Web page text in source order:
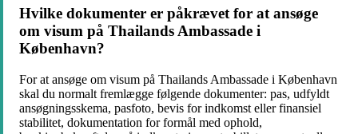
Hvilke dokumenter er påkrævet for at ansøge
om visum på Thailands Ambassade i
København?
For at ansøge om visum på Thailands Ambassade i København
skal du normalt fremlægge følgende dokumenter: pas, udfyldt
ansøgningsskema, pasfoto, bevis for indkomst eller finansiel
stabilitet, dokumentation for formål med ophold,